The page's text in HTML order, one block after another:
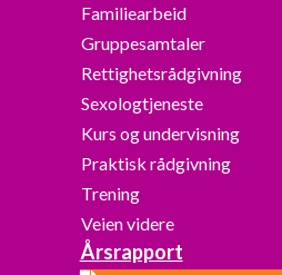
Familiearbeid
Gruppesamtaler
Rettighetsrådgivning
Sexologtjeneste
Kurs og undervisning
Praktisk rådgivning
Trening
Veien videre
Årsrapport